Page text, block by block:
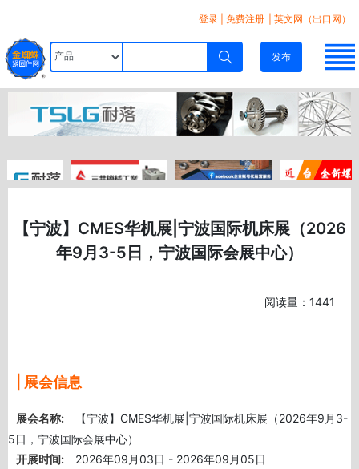
登录 免费注册 | 英文网（出口网）
发布
【宁波】CMES华机展|宁波国际机床展（2026
年9月3-5日，宁波国际会展中心）
阅读量：1441
| 展会信息
展会名称:
【宁波】CMES华机展|宁波国际机床展（2026年9月3-
5日，宁波国际会展中心）
开展时间:
2026年09月03日 - 2026年09月05日